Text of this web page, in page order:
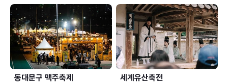
동대문구 맥주축제 세계유산축전